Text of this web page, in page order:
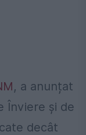
, a anunțat
Înviere și de
decât